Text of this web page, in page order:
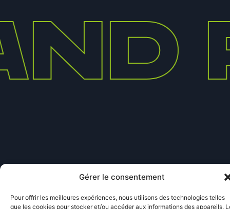
Gérer le consentement
Pour offrir les meilleures expériences, nous utilisons des technologies telles
que les cookies pour stocker et/ou accéder aux informations des appareils.
Mentions légales
© OUTDOOR 01 EVENT | 2025